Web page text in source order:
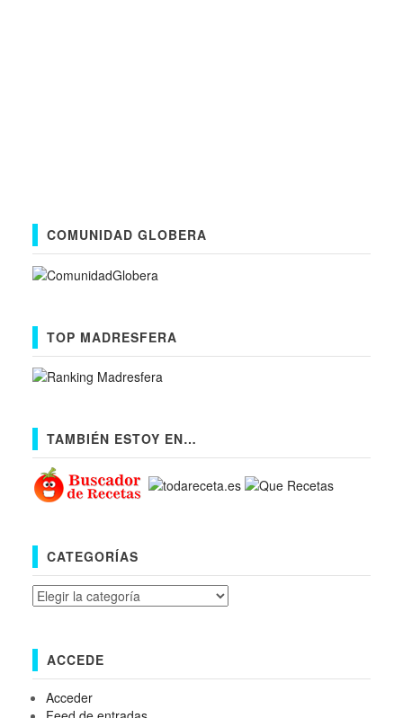
COMUNIDAD GLOBERA
TOP MADRESFERA
TAMBIÉN ESTOY EN…
CATEGORÍAS
Categorías
ACCEDE
Acceder